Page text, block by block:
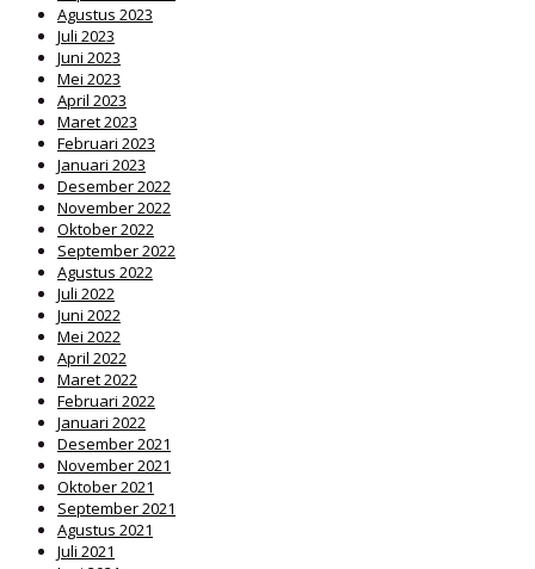
Agustus 2023
Juli 2023
Juni 2023
Mei 2023
April 2023
Maret 2023
Februari 2023
Januari 2023
Desember 2022
November 2022
Oktober 2022
September 2022
Agustus 2022
Juli 2022
Juni 2022
Mei 2022
April 2022
Maret 2022
Februari 2022
Januari 2022
Desember 2021
November 2021
Oktober 2021
September 2021
Agustus 2021
Juli 2021